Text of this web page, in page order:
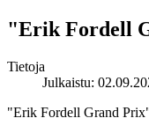
"Erik Fordell
Tietoja
Julkaistu:
"Erik Fordell Grand